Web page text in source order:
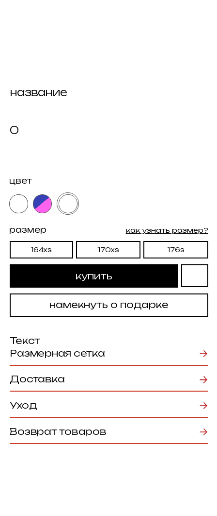
купить
Текст
Размерная сетка